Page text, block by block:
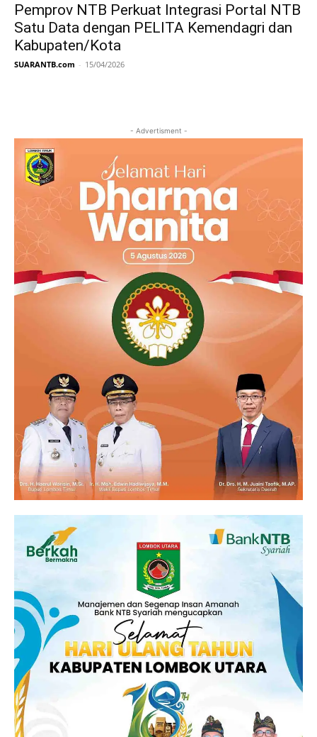
Pemprov NTB Perkuat Integrasi Portal NTB
Satu Data dengan PELITA Kemendagri dan
Kabupaten/Kota
SUARANTB.com - 15/04/2026
- Advertisment -